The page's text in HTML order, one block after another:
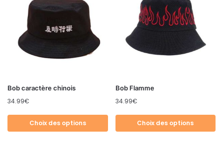
Bob caractère chinois
34.99€
Choix des options
Bob Flamme
34.99€
Choix des options